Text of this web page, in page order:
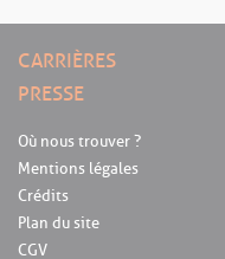
CARRIÈRES
PRESSE
Où nous trouver ?
Mentions légales
Crédits
Plan du site
CGV